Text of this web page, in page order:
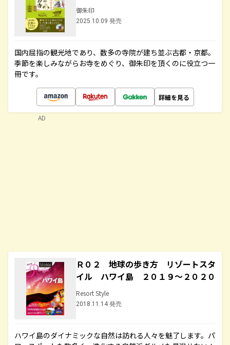
御朱印
2025.10.09 発売
国内屈指の観光地であり、数多の寺院が建ち並ぶ古都・京都。
季節を楽しみながらお寺をめぐり、御朱印を頂くのに役立つ一
冊です。
詳細を見る
Ｒ０２ 地球の歩き方 リゾートスタ
イル ハワイ島 ２０１９～２０２０
Resort Style
2018.11.14 発売
ハワイ島のダイナミックな自然は訪れる人々を魅了します。パ
AD